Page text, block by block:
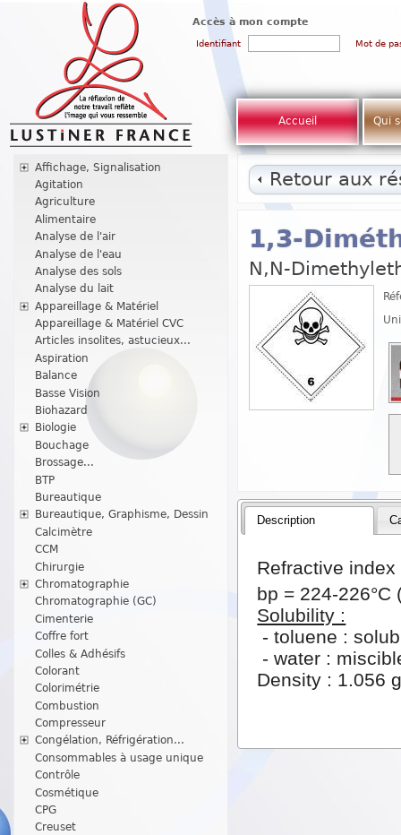
Accès à mon compte
Identifiant Mot de
Accueil Qui
Affichage, Signalisation
Agitation
Agriculture
Alimentaire
Analyse de l'air
Analyse de l'eau
Analyse des sols
Analyse du lait
Appareillage & Matériel
Appareillage & Matériel CVC
Articles insolites, astucieux...
Aspiration
Balance
Basse Vision
Biohazard
Biologie
Bouchage
Brossage...
BTP
Bureautique
Bureautique, Graphisme, Dessin
Calcimètre
CCM
Chirurgie
Chromatographie
Chromatographie (GC)
Cimenterie
Coffre fort
Colles & Adhésifs
Colorant
Colorimétrie
Combustion
Compresseur
Congélation, Réfrigération...
Consommables à usage unique
Contrôle
Cosmétique
CPG
Creuset
Retour aux
1,3-
N,N-
Description
Refractive index
bp = 224-226°C
Solubility :
- toluene :
- water :
Density : 1.056